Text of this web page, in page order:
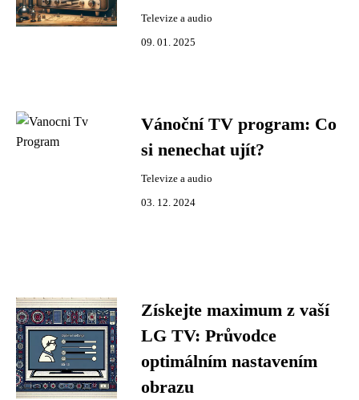
Televize a audio
09. 01. 2025
Vánoční TV program: Co
si nenechat ujít?
Televize a audio
03. 12. 2024
Získejte maximum z vaší
LG TV: Průvodce
optimálním nastavením
obrazu